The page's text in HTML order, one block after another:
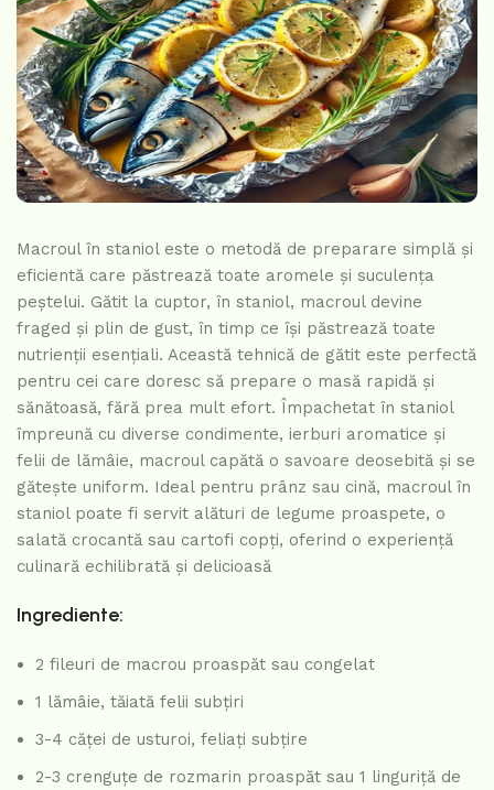
Macroul în staniol este o metodă de preparare simplă și
eficientă care păstrează toate aromele și suculența
peștelui. Gătit la cuptor, în staniol, macroul devine
fraged și plin de gust, în timp ce își păstrează toate
nutrienții esențiali. Această tehnică de gătit este perfectă
pentru cei care doresc să prepare o masă rapidă și
sănătoasă, fără prea mult efort. Împachetat în staniol
împreună cu diverse condimente, ierburi aromatice și
felii de lămâie, macroul capătă o savoare deosebită și se
gătește uniform. Ideal pentru prânz sau cină, macroul în
staniol poate fi servit alături de legume proaspete, o
salată crocantă sau cartofi copți, oferind o experiență
culinară echilibrată și delicioasă
Ingrediente:
2 fileuri de macrou proaspăt sau congelat
1 lămâie, tăiată felii subțiri
3-4 căței de usturoi, feliați subțire
2-3 crenguțe de rozmarin proaspăt sau 1 linguriță de